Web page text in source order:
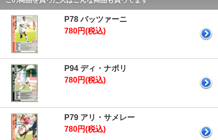
P78 バッツァーニ
780円(税込)
P94 ディ・ナポリ
780円(税込)
P79 アリ・サメレー
780円(税込)